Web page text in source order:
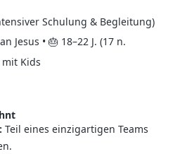
Schulung & Begleitung)
Jesus • 🎂 18–22 J. (17 n.
Kids
Teil eines einzigartigen Teams